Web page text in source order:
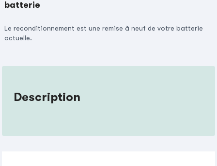
batterie
Le reconditionnement est une remise à neuf de votre batterie
actuelle.
Description